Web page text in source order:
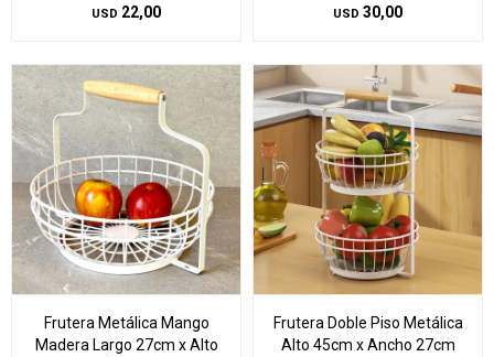
USD 22,00 USD 30,00
Frutera Metálica Mango
Madera Largo 27cm x Alto
Frutera Doble Piso Metálica
Alto 45cm x Ancho 27cm